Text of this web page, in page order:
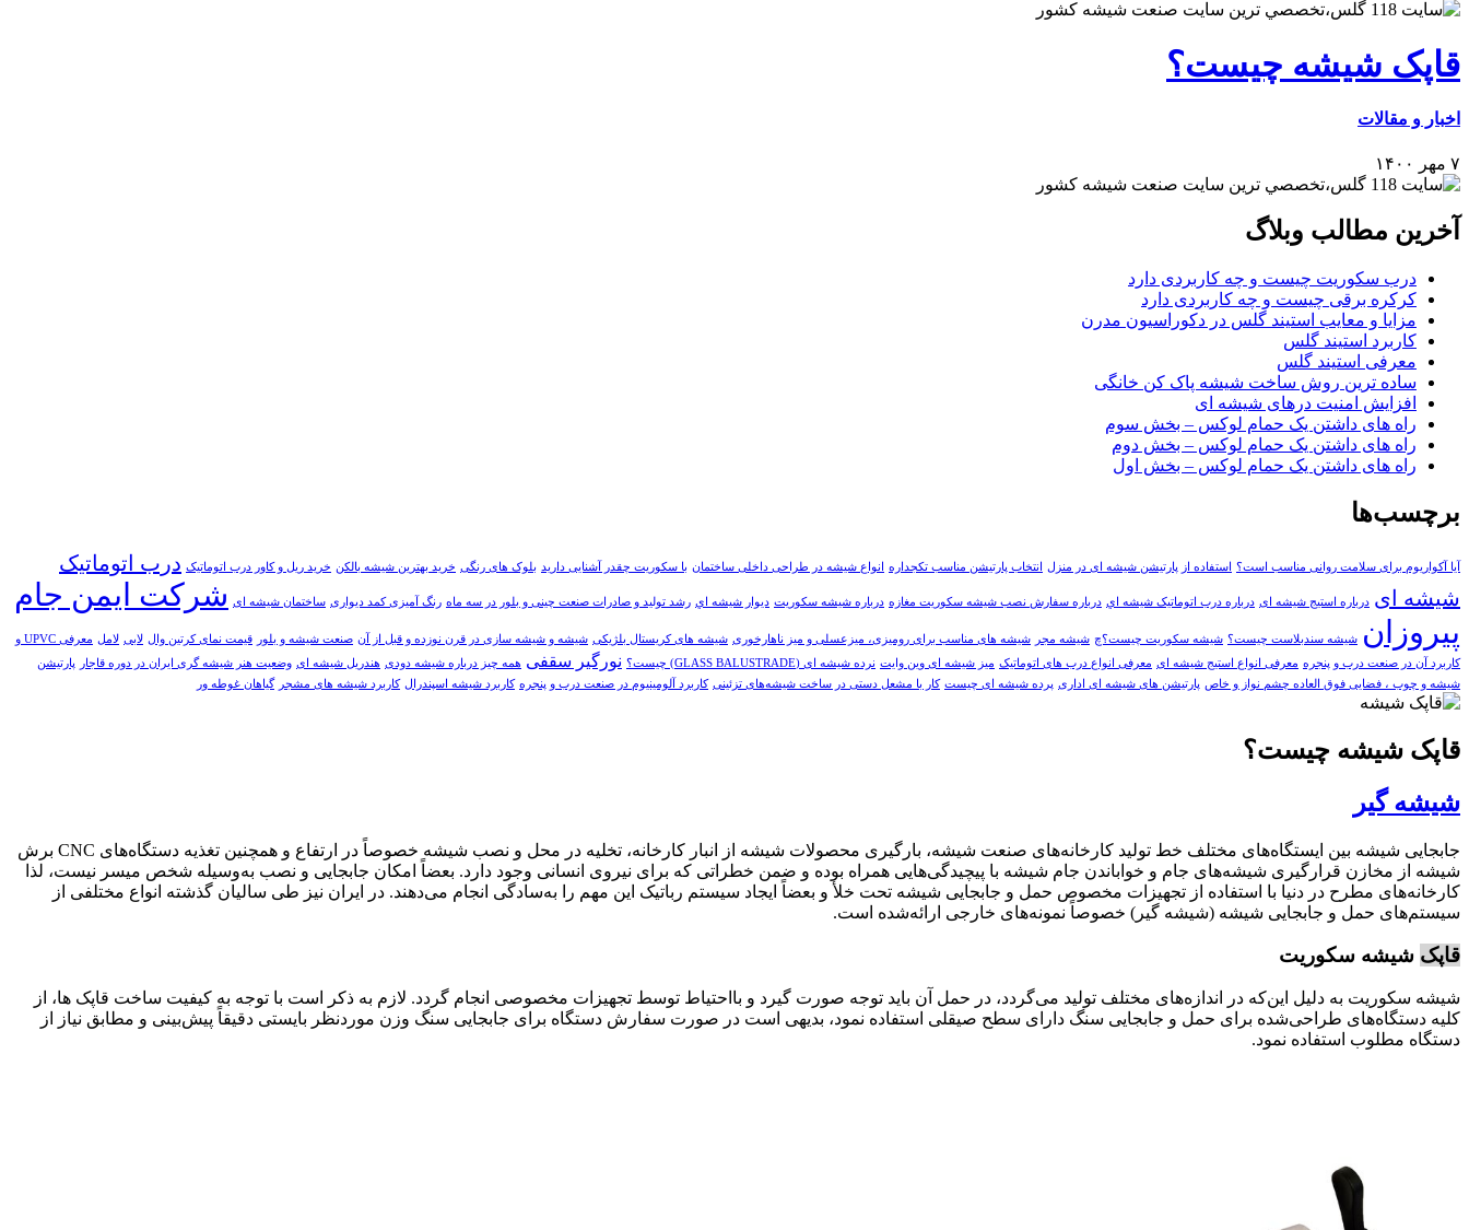
قاپک شیشه چیست؟
اخبار و مقالات
۷ مهر ۱۴۰۰
آخرین مطالب وبلاگ
درب سکوریت چیست و چه کاربردی دارد
کرکره برقی چیست و چه کاربردی دارد
مزایا و معایب استیند گلس در دکوراسیون مدرن
کاربرد استیند گلس
معرفی استیند گلس
ساده ترین روش ساخت شیشه پاک کن خانگی
افزایش امنیت درهای شیشه ای
راه های داشتن یک حمام لوکس – بخش سوم
راه های داشتن یک حمام لوکس – بخش دوم
راه های داشتن یک حمام لوکس – بخش اول
برچسب‌ها
آیا آکواریوم برای سلامت روانی مناسب است؟ استفاده از پارتیشن شیشه ای در منزل انتخاب پارتیشن مناسب تکجداره انواع شیشه در طراحی داخلی ساختمان با سکوریت چقدر آشنایی دارید بلوک های رنگی خريد بهترين شيشه بالکن خرید ریل و کاور درب اتوماتیک درب اتوماتیک
شیشه ای درباره استیج شیشه ای درباره درب اتوماتيک شيشه اي درباره سفارش نصب شیشه سکوریت مغازه درباره شیشه سکوریت ديوار شيشه اي رشد تولید و صادرات صنعت چینی و بلور در سه ماه رنگ آمیزی کمد دیواری ساختمان شیشه ای شرکت ایمن جام
پیروزان شیشه سندبلاست چیست؟ شیشه سکوریت چیست؟چ شیشه مجر شیشه های مناسب برای رومیزی، میزعسلی و میز ناهارخوری شیشه های کریستال بلژیکی شیشه و شیشه سازی در قرن نوزده و قبل از آن صنعت شیشه و بلور قیمت نمای کرتین وال لابی لامل
معرفی UPVC و
کاربرد آن در صنعت درب و پنجره معرفی انواع استیج شیشه ای معرفی انواع درب های اتوماتیک میز شیشه ای وین وایت نرده شیشه ای (GLASS BALUSTRADE) چیست؟ نورگیر سقفی همه چیز درباره شیشه دودی هندریل شیشه‌ ای وضعيت هنر شيشه گری ايران در دوره قاجار
پارتیشن
شیشه و چوب ، فضایی فوق العاده چشم نواز و خاص پارتیشن های شیشه ای اداری پرده شیشه ای چيست کار با مشعل دستی در ساخت شیشه‌های تزئینی کاربرد آلومینیوم در صنعت درب و پنجره کاربرد شيشه اسپندرال کاربرد شیشه های مشجر گیاهان غوطه ور
قاپک شیشه چیست؟
شیشه گیر
جابجایی شیشه بین ایستگاه‌های مختلف خط تولید کارخانه‌های صنعت شیشه، بارگیری محصولات شیشه از انبار کارخانه، تخلیه در محل و نصب شیشه خصوصاً در ارتفاع و همچنین تغذیه دستگاه‌های CNC برش
شیشه از مخازن قرارگیری شیشه‌های جام و خواباندن جام شیشه با پیچیدگی‌هایی همراه بوده و ضمن خطراتی که برای نیروی انسانی وجود دارد. بعضاً امکان جابجایی و نصب به‌وسیله شخص میسر نیست، لذا
کارخانه‌های مطرح در دنیا با استفاده از تجهیزات مخصوص حمل و جابجایی شیشه تحت خلأ و بعضاً ایجاد سیستم رباتیک این مهم را به‌سادگی انجام می‌دهند. در ایران نیز طی سالیان گذشته انواع مختلفی از
سیستم‌های حمل و جابجایی شیشه (شیشه گیر) خصوصاً نمونه‌های خارجی ارائه‌شده است.
قاپک شیشه سکوریت
شیشه سکوریت به دلیل این‌که در اندازه‌های مختلف تولید می‌گردد، در حمل آن باید توجه صورت گیرد و بااحتیاط توسط تجهیزات مخصوصی انجام گردد. لازم به ذکر است با توجه به کیفیت ساخت قاپک ها، از
کلیه دستگاه‌های طراحی‌شده برای حمل و جابجایی سنگ دارای سطح صیقلی استفاده نمود، بدیهی است در صورت سفارش دستگاه برای جابجایی سنگ وزن موردنظر بایستی دقیقاً پیش‌بینی و مطابق نیاز از
دستگاه مطلوب استفاده نمود.